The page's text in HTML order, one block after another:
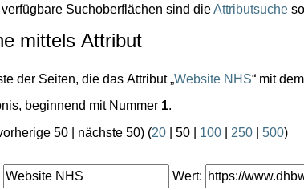
Suchoberflächen sind dieAttributsuche
mittels Attribut
der Seiten, die das Attribut „Website NHS“ mit
beginnend mit Nummer 1.
50 nächste 50) (20 50 100 250 500)
Wert: